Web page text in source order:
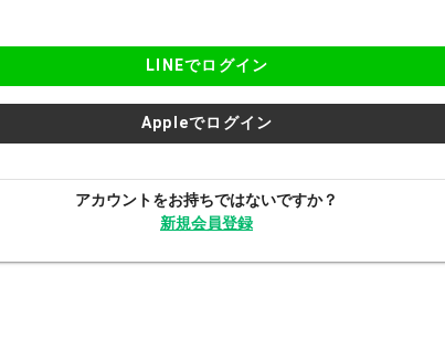
LINEでログイン
Appleでログイン
アカウントをお持ちではないですか？
新規会員登録